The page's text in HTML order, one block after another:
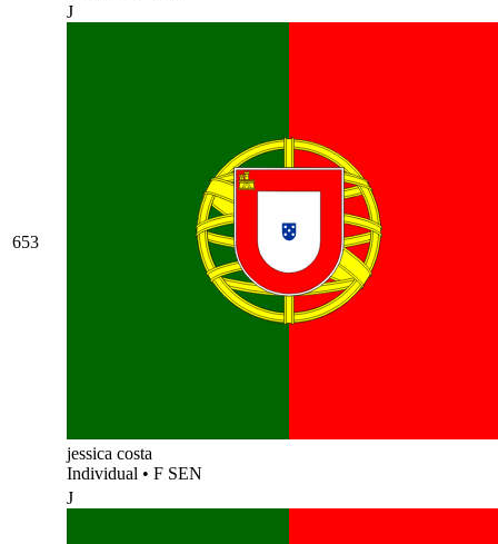
653
J
jessica costa
Individual • F SEN
J